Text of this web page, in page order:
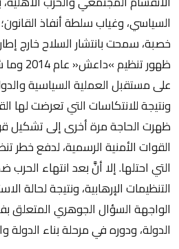
السياسي، وغياب سلطة أنفاذ
خصبة، سمحت بانتشار السلاح خارج
ظهور
على مستقبل العملية السياسية
ونتيجة للانتكاسات التي تعرضت لها
ظهرت الحاجة مرة أخرى إلى تشكيل
القوات الأمنية الرسمية، لدفع خطر
التي احتلها. إلا أنَّ بعد انتهاء
التنظيمات الإرهابية، ونتيجة لحالة
الواجهة السؤال الجوهري المتعلق
الدولة، ودوره في مرحلة بناء